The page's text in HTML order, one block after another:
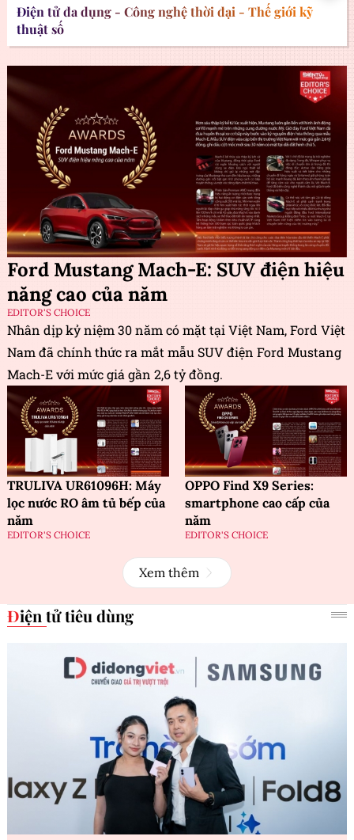
Điện tử đa dụng - Công nghệ thời đại - Thế giới kỹ
thuật số
Ford Mustang Mach-E: SUV điện hiệu
năng cao của năm
EDITOR'S CHOICE
Nhân dịp kỷ niệm 30 năm có mặt tại Việt Nam, Ford Việt
Nam đã chính thức ra mắt mẫu SUV điện Ford Mustang
Mach-E với mức giá gần 2,6 tỷ đồng.
TRULIVA UR61096H: Máy
lọc nước RO âm tủ bếp của
năm
EDITOR'S CHOICE
OPPO Find X9 Series:
smartphone cao cấp của
năm
EDITOR'S CHOICE
Xem thêm
Điện tử tiêu dùng